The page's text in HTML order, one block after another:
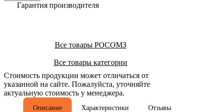
Гарантия производителя
Все товары РОСОМЗ
Все товары категории
Стоимость продукции может отличаться от
указанной на сайте. Пожалуйста, уточняйте
актуальную стоимость у менеджера.
Описание Характеристики Отзывы